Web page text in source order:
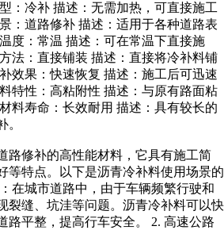
：冷补 描述：无需加热，可直接施工
：道路修补 描述：适用于各种道路表
度：常温 描述：可在常温下直接施
法：直接铺装 描述：直接将冷补料铺
效果：快速恢复 描述：施工后可迅速
特性：高粘附性 描述：与原有路面粘
料寿命：长效耐用 描述：具有较长的
。
路修补的高性能材料，它具有施工简
等特点。以下是沥青冷补料使用场景的
在城市道路中，由于车辆频繁行驶和
裂缝、坑洼等问题。沥青冷补料可以快
路平整，提高行车安全。 2. 高速公路